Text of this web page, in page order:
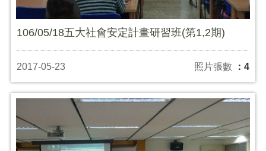
106/05/18五大社會安定計畫研習班(第1,2期)
2017-05-23 照片張數 ：4